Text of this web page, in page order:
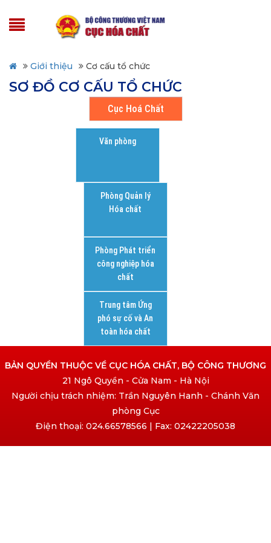
Giới thiệu Cơ cấu tổ chức
SƠ ĐỒ CƠ CẤU TỔ CHỨC
Cục Hoá Chất
Văn phòng
Phòng Quản lý
Hóa chất
Phòng Phát triển
công nghiệp hóa
chất
Trung tâm Ứng
phó sự cố và An
toàn hóa chất
BẢN QUYỀN THUỘC VỀ CỤC HÓA CHẤT, BỘ CÔNG THƯƠNG
21 Ngô Quyền - Cửa Nam - Hà Nội
Người chịu trách nhiệm: Trần Nguyên Hanh - Chánh Văn
phòng Cục
Điện thoại: 024.66578566 | Fax: 02422205038